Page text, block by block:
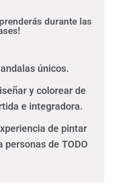
durante las
únicos.
y colorear de
e integradora.
de pintar
personas de TODO